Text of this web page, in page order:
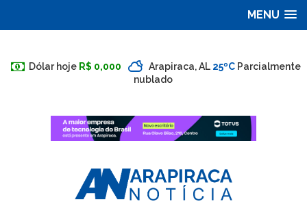
MENU
Dólar hoje R$ 0,000 Arapiraca, AL 25ºC Parcialmente
nublado